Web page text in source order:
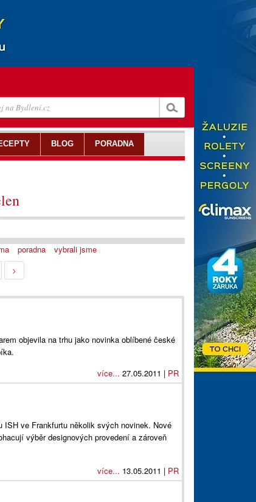
poradna vybrali jsme
>
objevila na trhu jako novinka oblíbené české
více... 27.05.2011 | PR
ve Frankfurtu několik svých novinek. Nové
výběr designových provedení a zároveň
více... 13.05.2011 | PR
BLOG PORADNA